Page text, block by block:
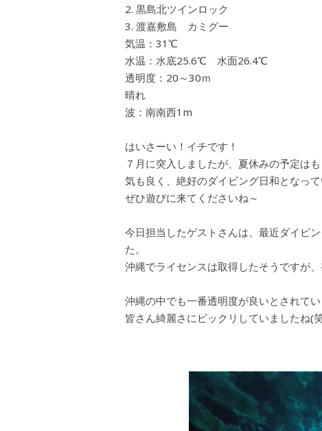
黒島北ツインロック
渡嘉敷島 カミグー
気温：31℃
水温：水底25.6℃ 水面26.4℃
透明度：20～30ｍ
晴れ
波：南南西1m
はいさーい！イチです！
７月に突入しましたが、夏休みの予定は
気も良く、絶好のダイビング日和となっ
ぜひ遊びに来てくださいね～
今日担当したゲストさんは、最近ダイビ
た。
沖縄でライセンスは取得したそうですが
沖縄の中でも一番透明度が良いとされて
皆さん綺麗さにビックリしていましたね(